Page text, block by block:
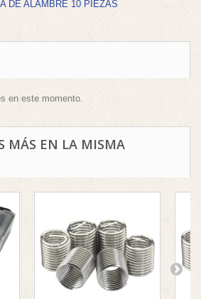
DE ALAMBRE 10 PIEZAS
en este momento.
MÁS EN LA MISMA